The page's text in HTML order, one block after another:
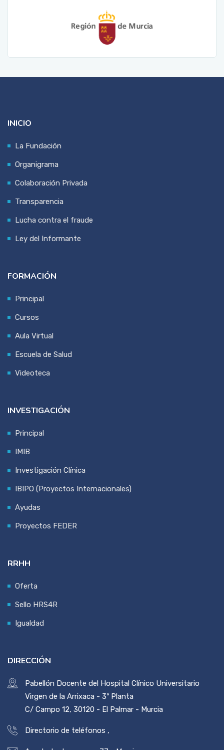
INICIO
La Fundación
Organigrama
Colaboración Privada
Transparencia
Lucha contra el fraude
Ley del Informante
FORMACIÓN
Principal
Cursos
Aula Virtual
Escuela de Salud
Videoteca
INVESTIGACIÓN
Principal
IMIB
Investigación Clínica
IBIPO (Proyectos Internacionales)
Ayudas
Proyectos FEDER
RRHH
Oferta
Sello HRS4R
Igualdad
DIRECCIÓN
Pabellón Docente del Hospital Clínico Universitario
Virgen de la Arrixaca - 3ª Planta
C/ Campo 12, 30120 - El Palmar - Murcia
Directorio de teléfonos ,